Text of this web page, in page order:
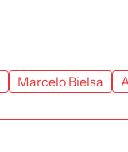
Marcelo Bielsa